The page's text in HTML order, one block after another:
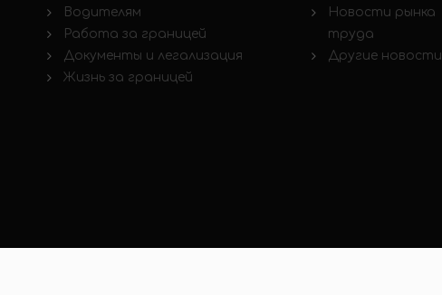
Водителям
Работа за границей
Документы и легализация
Жизнь за границей
Новости рынка
труда
Другие новости